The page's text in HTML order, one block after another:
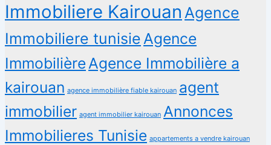
Immobiliere Kairouan Agence
Immobiliere tunisie Agence
Immobilière Agence Immobilière a
kairouan agence immobilière fiable kairouan agent
immobilier agent immobilier kairouan Annonces
Immobilieres Tunisie appartements a vendre kairouan